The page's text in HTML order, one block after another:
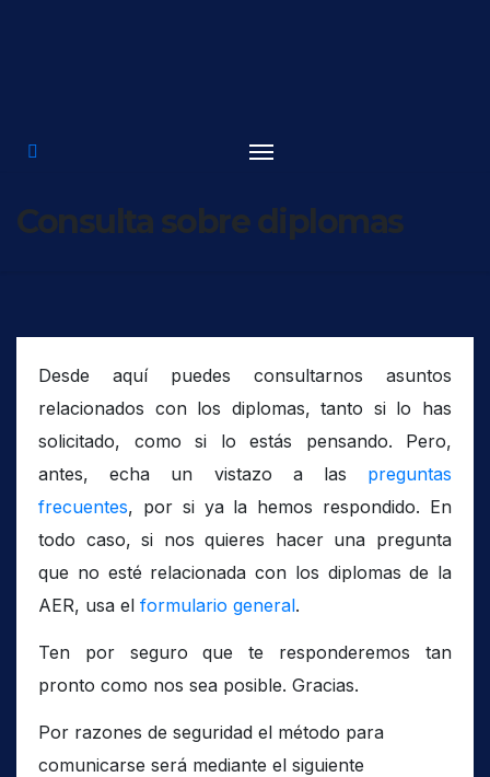
Consulta sobre diplomas
Desde aquí puedes consultarnos asuntos
relacionados con los diplomas, tanto si lo has
solicitado, como si lo estás pensando. Pero,
antes, echa un vistazo a las preguntas
frecuentes, por si ya la hemos respondido. En
todo caso, si nos quieres hacer una pregunta
que no esté relacionada con los diplomas de la
AER, usa el formulario general.
Ten por seguro que te responderemos tan
pronto como nos sea posible. Gracias.
Por razones de seguridad el método para
comunicarse será mediante el siguiente